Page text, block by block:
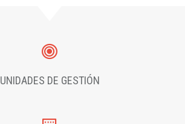
UNIDADES DE GESTIÓN